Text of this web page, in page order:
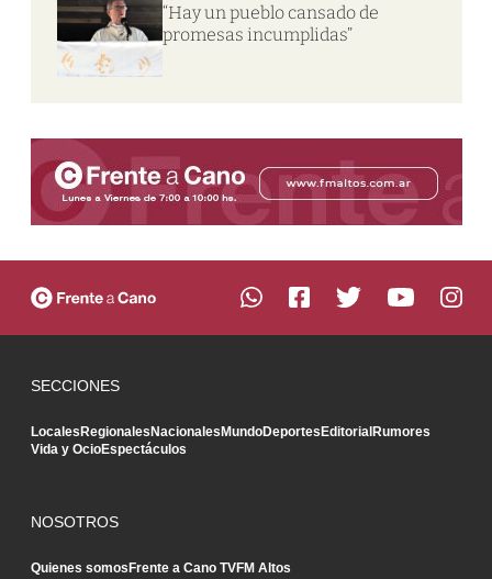
“Hay un pueblo cansado de
promesas incumplidas”
SECCIONES
LocalesRegionalesNacionalesMundoDeportesEditorialRumores
Vida y OcioEspectáculos
NOSOTROS
Quienes somosFrente a Cano TVFM Altos